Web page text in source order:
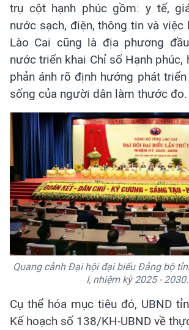
trụ cột hạnh phúc gồm: y tế,
nước sạch, điện, thông tin và việc
Lào Cai cũng là địa phương
nước triển khai Chỉ số Hạnh phúc,
phản ánh rõ định hướng phát
sống của người dân làm thước đo.
Quang cảnh Đại hội đại biểu Đảng bộ
I, nhiệm kỳ 2025 - 2030.
Cụ thể hóa mục tiêu đó, UBND
Kế hoạch số 138/KH-UBND về